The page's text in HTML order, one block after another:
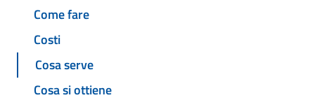
Come fare
Costi
Cosa serve
Cosa si ottiene